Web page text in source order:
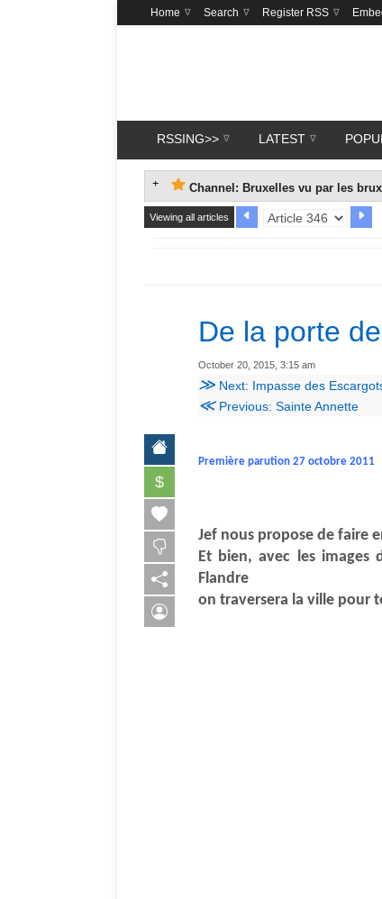
Home Search Register RSS
RSSING>> LATEST
Channel: Bruxelles vu par les
Viewing all articles
De la porte
October 20, 2015, 3:15 am
≫ Next: Impasse des
≪Previous: Sainte Annette
$
Première parution 27 octobre 2011
Jef nous propose de faire
Et bien, avec les
Flandre
on traversera la ville pour